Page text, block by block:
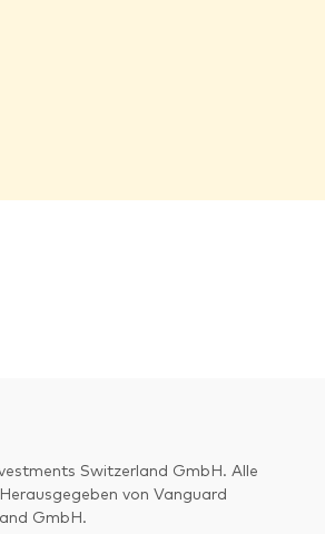
Switzerland GmbH. Alle
von Vanguard
GmbH.